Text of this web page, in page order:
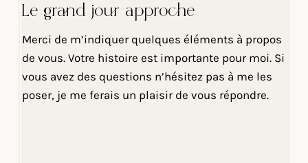
Le grand jour approche
Merci de m’indiquer quelques éléments à propos
de vous. Votre histoire est importante pour moi. Si
vous avez des questions n’hésitez pas à me les
poser, je me ferais un plaisir de vous répondre.